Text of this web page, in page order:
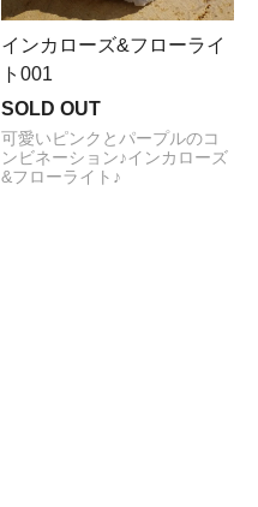
インカローズ&フローライ
ト001
SOLD OUT
可愛いピンクとパープルのコ
ンビネーション♪インカローズ
&フローライト♪